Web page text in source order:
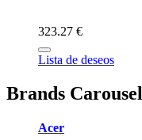
323.27 €
Lista de deseos
Brands Carousel
Acer